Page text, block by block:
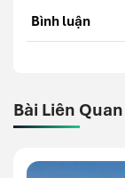
Bình luận
Bài Liên Quan